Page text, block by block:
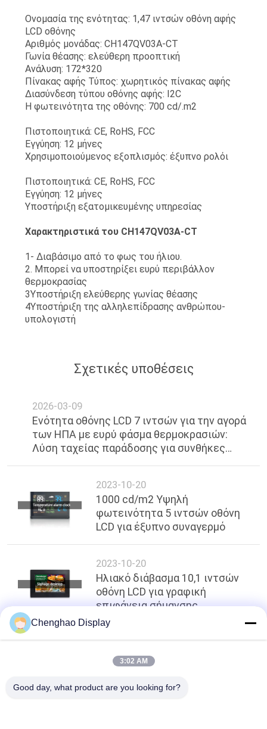
Ονομασία της ενότητας: 1,47 ιντσών οθόνη αφής
LCD οθόνης
Αριθμός μονάδας: CH147QV03A-CT
Γωνία θέασης: ελεύθερη προοπτική
Ανάλυση: 172*320
Πίνακας αφής Τύπος: χωρητικός πίνακας αφής
Διασύνδεση τύπου οθόνης αφής: I2C
Η φωτεινότητα της οθόνης: 700 cd/.m2
Πιστοποιητικά: CE, RoHS, FCC
Εγγύηση: 12 μήνες
Χρησιμοποιούμενος εξοπλισμός: έξυπνο ρολόι
Πιστοποιητικά: CE, RoHS, FCC
Εγγύηση: 12 μήνες
Υποστήριξη εξατομικευμένης υπηρεσίας
Χαρακτηριστικά του CH147QV03A-CT
1- Διαβάσιμο από το φως του ήλιου.
2. Μπορεί να υποστηρίξει ευρύ περιβάλλον
θερμοκρασίας
3Υποστήριξη ελεύθερης γωνίας θέασης
4Υποστήριξη της αλληλεπίδρασης ανθρώπου-
υπολογιστή
Σχετικές υποθέσεις
2026-03-09
Ενότητα οθόνης LCD 7 ιντσών για την αγορά
των ΗΠΑ με ευρύ φάσμα θερμοκρασιών:
Λύση ταχείας παράδοσης για συνθήκες
2023-10-20
1000 cd/m2 Υψηλή
φωτεινότητα 5 ιντσών οθόνη
LCD για έξυπνο συναγερμό
2023-10-20
Ηλιακό διάβασμα 10,1 ιντσών
οθόνη LCD για γραφική
επιφάνεια σήμανσης
κορυφή
Chenghao Display
3:02 AM
Good day, what product are you looking for?